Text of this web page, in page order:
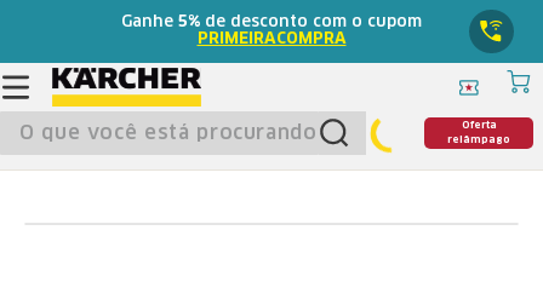
Ganhe 5% de desconto com o cupom
PRIMEIRACOMPRA
O que você está procurando?
Oferta
relâmpago